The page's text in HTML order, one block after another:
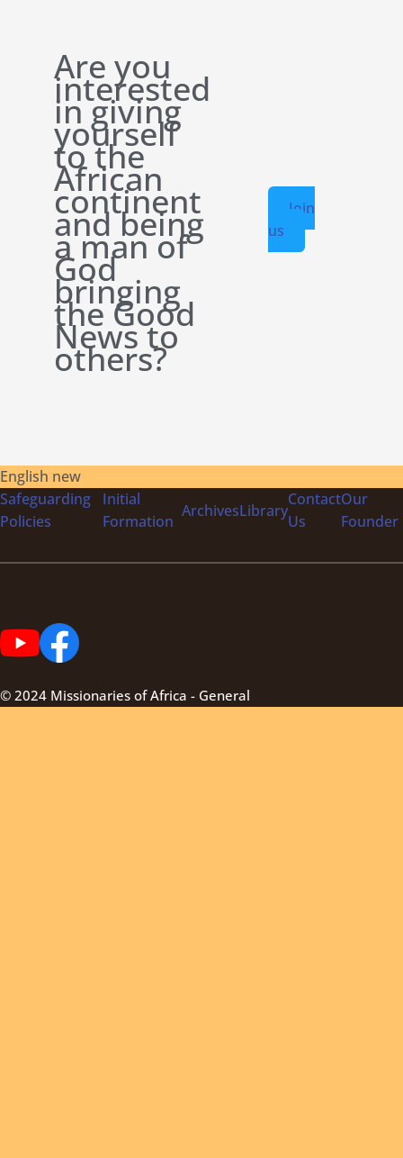
Are you
interested
in giving
yourself
to the
African
continent
and being
a man of
God
bringing
the Good
News to
others?
Join
us
English new
Safeguarding
Policies
Initial
Formation
ArchivesLibrary
Contact
Us
Our
Founder
© 2024 Missionaries of Africa - General